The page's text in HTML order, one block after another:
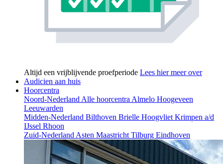
Altijd een vrijblijvende proefperiode Lees hier meer over
Audicien aan huis
Hoorcentra
Noord-Nederland Alle hoorcentra Almelo Hoogeveen
Leeuwarden
Midden-Nederland Bilthoven Brielle Hoogvliet Krimpen a/d
IJssel Rhoon
Zuid-Nederland Asten Maastricht Tilburg Eindhoven